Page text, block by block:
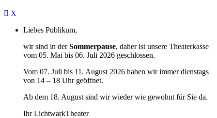
Liebes Publikum,
wir sind in derSommerpause, daher ist unsere Theaterkasse
vom 05. Mai bis 06. Juli 2026 geschlossen.
Vom 07. Juli bis 11. August 2026 haben wir immer dienstags
von 14 – 18 Uhr geöffnet.
Ab dem 18. August sind wir wieder wie gewohnt für Sie da.
Ihr LichtwarkTheater